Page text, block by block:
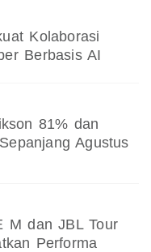
Kolaborasi
Berbasis AI
81% dan
Agustus
M dan JBL Tour
Performa